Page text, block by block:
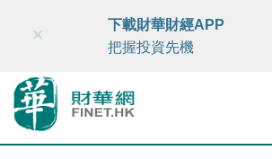
財華智庫網 FINTV FINMETA
×
下載財華財經APP
把握投資先機